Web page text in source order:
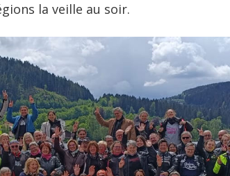
la veille au soir.